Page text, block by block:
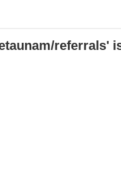
referrals'